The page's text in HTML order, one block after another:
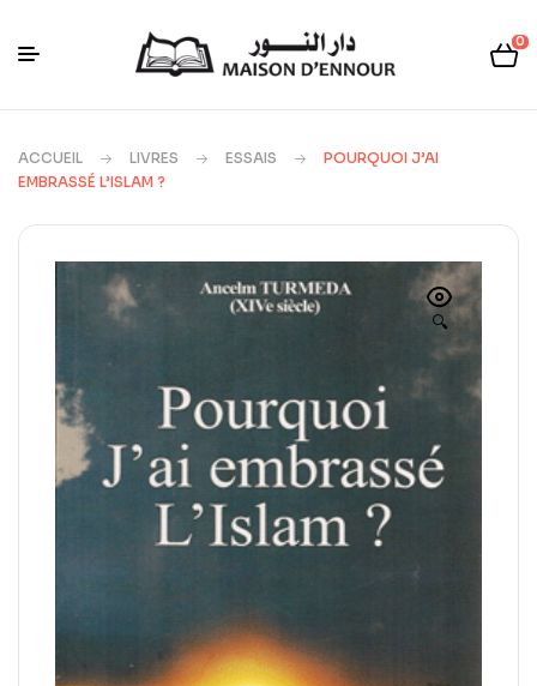
0
ACCUEIL LIVRES ESSAIS
POURQUOI J’AI
EMBRASSÉ L’ISLAM ?
🔍